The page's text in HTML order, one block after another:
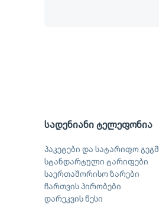
სადენიანი ტელეფონია
პაკეტები და სატარიფო
სტანდარტული ტარიფები
საერთაშორისო ზარები
ჩართვის პირობები
დარეკვის წესი